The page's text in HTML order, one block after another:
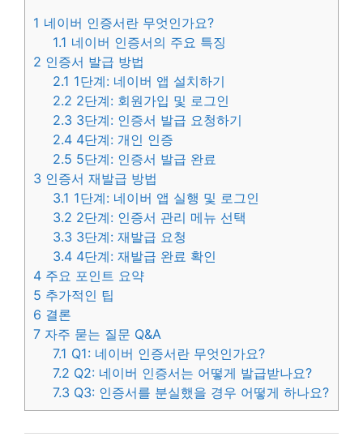
1 네이버 인증서란 무엇인가요?
1.1 네이버 인증서의 주요 특징
2 인증서 발급 방법
2.1 1단계: 네이버 앱 설치하기
2.2 2단계: 회원가입 및 로그인
2.3 3단계: 인증서 발급 요청하기
2.4 4단계: 개인 인증
2.5 5단계: 인증서 발급 완료
3 인증서 재발급 방법
3.1 1단계: 네이버 앱 실행 및 로그인
3.2 2단계: 인증서 관리 메뉴 선택
3.3 3단계: 재발급 요청
3.4 4단계: 재발급 완료 확인
4 주요 포인트 요약
5 추가적인 팁
6 결론
7 자주 묻는 질문 Q&A
7.1 Q1: 네이버 인증서란 무엇인가요?
7.2 Q2: 네이버 인증서는 어떻게 발급받나요?
7.3 Q3: 인증서를 분실했을 경우 어떻게 하나요?